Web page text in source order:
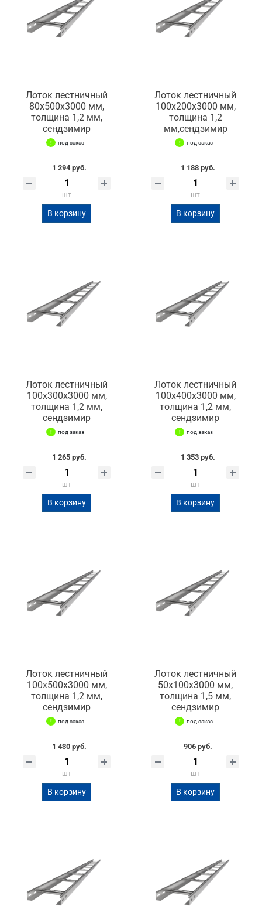
Лоток лестничный
80х500х3000 мм,
толщина 1,2 мм,
сендзимир
под заказ
1 294 руб.
шт
В корзину
Лоток лестничный
100х200х3000 мм,
толщина 1,2
мм,сендзимир
под заказ
1 188 руб.
шт
В корзину
Лоток лестничный
100х300х3000 мм,
толщина 1,2 мм,
сендзимир
под заказ
1 265 руб.
шт
В корзину
Лоток лестничный
100х400х3000 мм,
толщина 1,2 мм,
сендзимир
под заказ
1 353 руб.
шт
В корзину
Лоток лестничный
100х500х3000 мм,
толщина 1,2 мм,
сендзимир
под заказ
1 430 руб.
шт
В корзину
Лоток лестничный
50х100х3000 мм,
толщина 1,5 мм,
сендзимир
под заказ
906 руб.
шт
В корзину